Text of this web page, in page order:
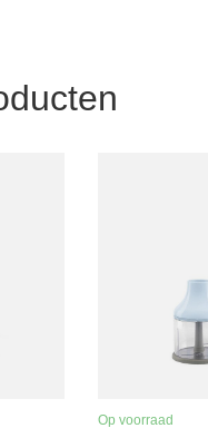
Op voorraad